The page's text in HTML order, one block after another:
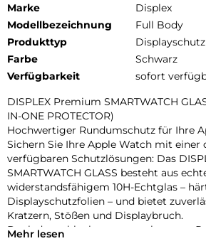
Marke
Displex
Modellbezeichnung
Full Body
Produkttyp
Displayschutz
Farbe
Schwarz
Verfügbarkeit
sofort
DISPLEX Premium SMARTWATCH
IN-ONE PROTECTOR)
Hochwertiger Rundumschutz für Ihre
Sichern Sie Ihre Apple Watch mit einer
verfügbaren Schutzlösungen: Das
SMARTWATCH GLASS besteht aus
widerstandsfähigem 10H-Echtglas –
Displayschutzfolien – und bietet
Kratzern, Stößen und Displaybruch.
Dank des schlanken, matt-schwarzen
Mehr lesen